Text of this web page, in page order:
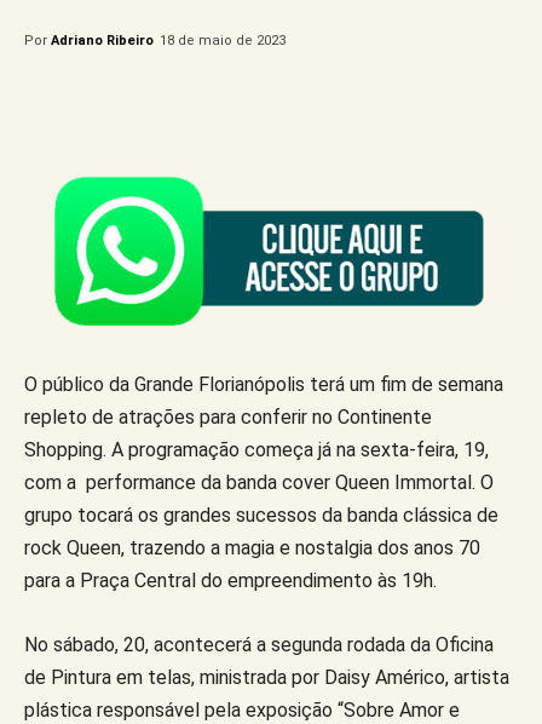
Por Adriano Ribeiro 18 de maio de 2023
O público da Grande Florianópolis terá um fim de semana
repleto de atrações para conferir no Continente
Shopping. A programação começa já na sexta-feira, 19,
com a performance da banda cover Queen Immortal. O
grupo tocará os grandes sucessos da banda clássica de
rock Queen, trazendo a magia e nostalgia dos anos 70
para a Praça Central do empreendimento às 19h.
No sábado, 20, acontecerá a segunda rodada da Oficina
de Pintura em telas, ministrada por Daisy Américo, artista
plástica responsável pela exposição “Sobre Amor e